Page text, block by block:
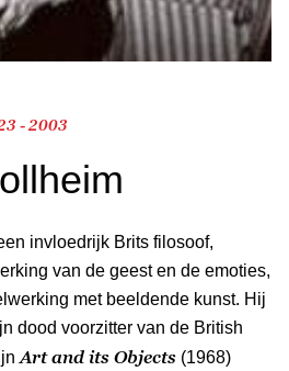
- 2003
invloedrijk Brits filosoof,
van de geest en de emoties,
met beeldende kunst. Hij
dood voorzitter van de British
Art and its Objects (1968)